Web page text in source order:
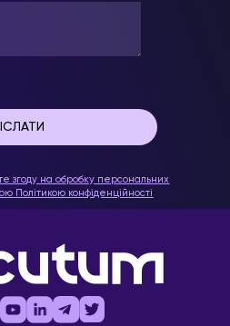
згоду на обробку персональних
Політикою конфіденційності